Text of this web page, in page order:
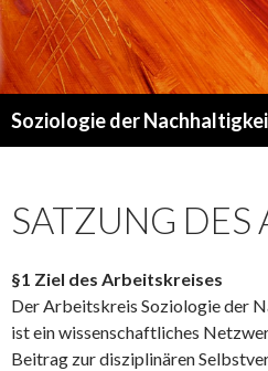
Soziologie der
SATZUNG DES
§1 Ziel des Arbeitskreises
Der Arbeitskreis Soziologie der
ist ein wissenschaftliches
Beitrag zur disziplinären